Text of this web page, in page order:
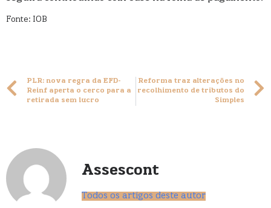
Fonte: IOB
PLR: nova regra da EFD-
Reinf aperta o cerco para a
retirada sem lucro
Reforma traz alterações no
recolhimento de tributos do
Simples
Assescont
Todos os artigos deste autor